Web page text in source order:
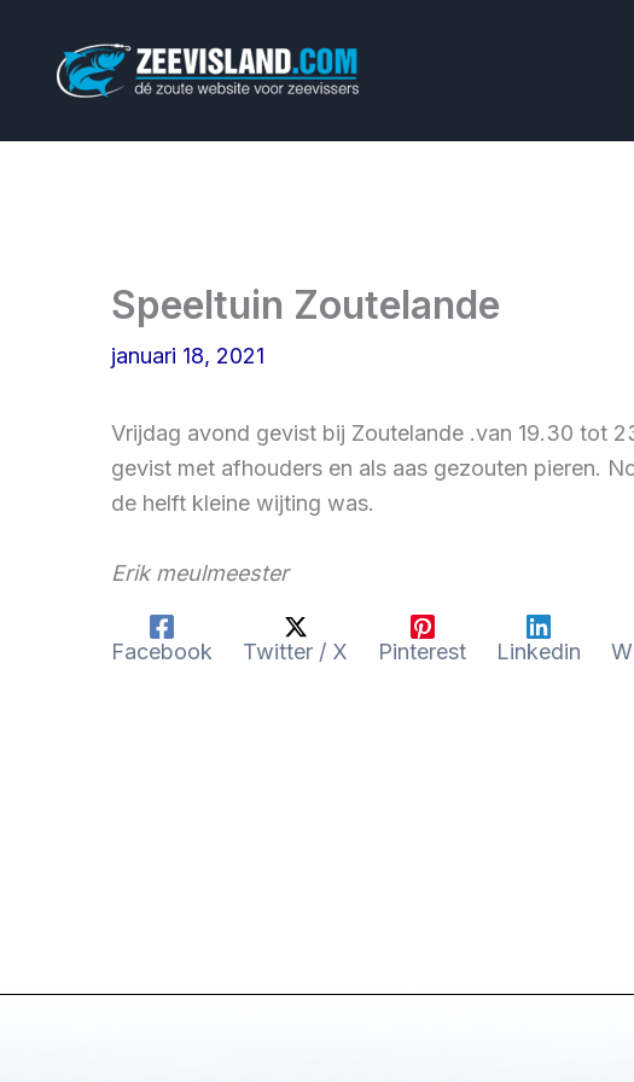
Speeltuin Zoutelande
januari 18, 2021
Vrijdag avond gevist bij Zoutelande .van 19.30 tot
gevist met afhouders en als aas gezouten pieren.
de helft kleine wijting was.
Erik meulmeester
Facebook Twitter / X Pinterest Linkedin